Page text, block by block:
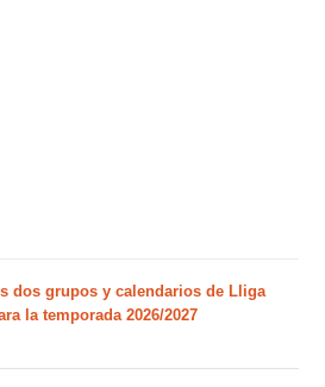
dos grupos y calendarios de Lliga
la temporada 2026/2027